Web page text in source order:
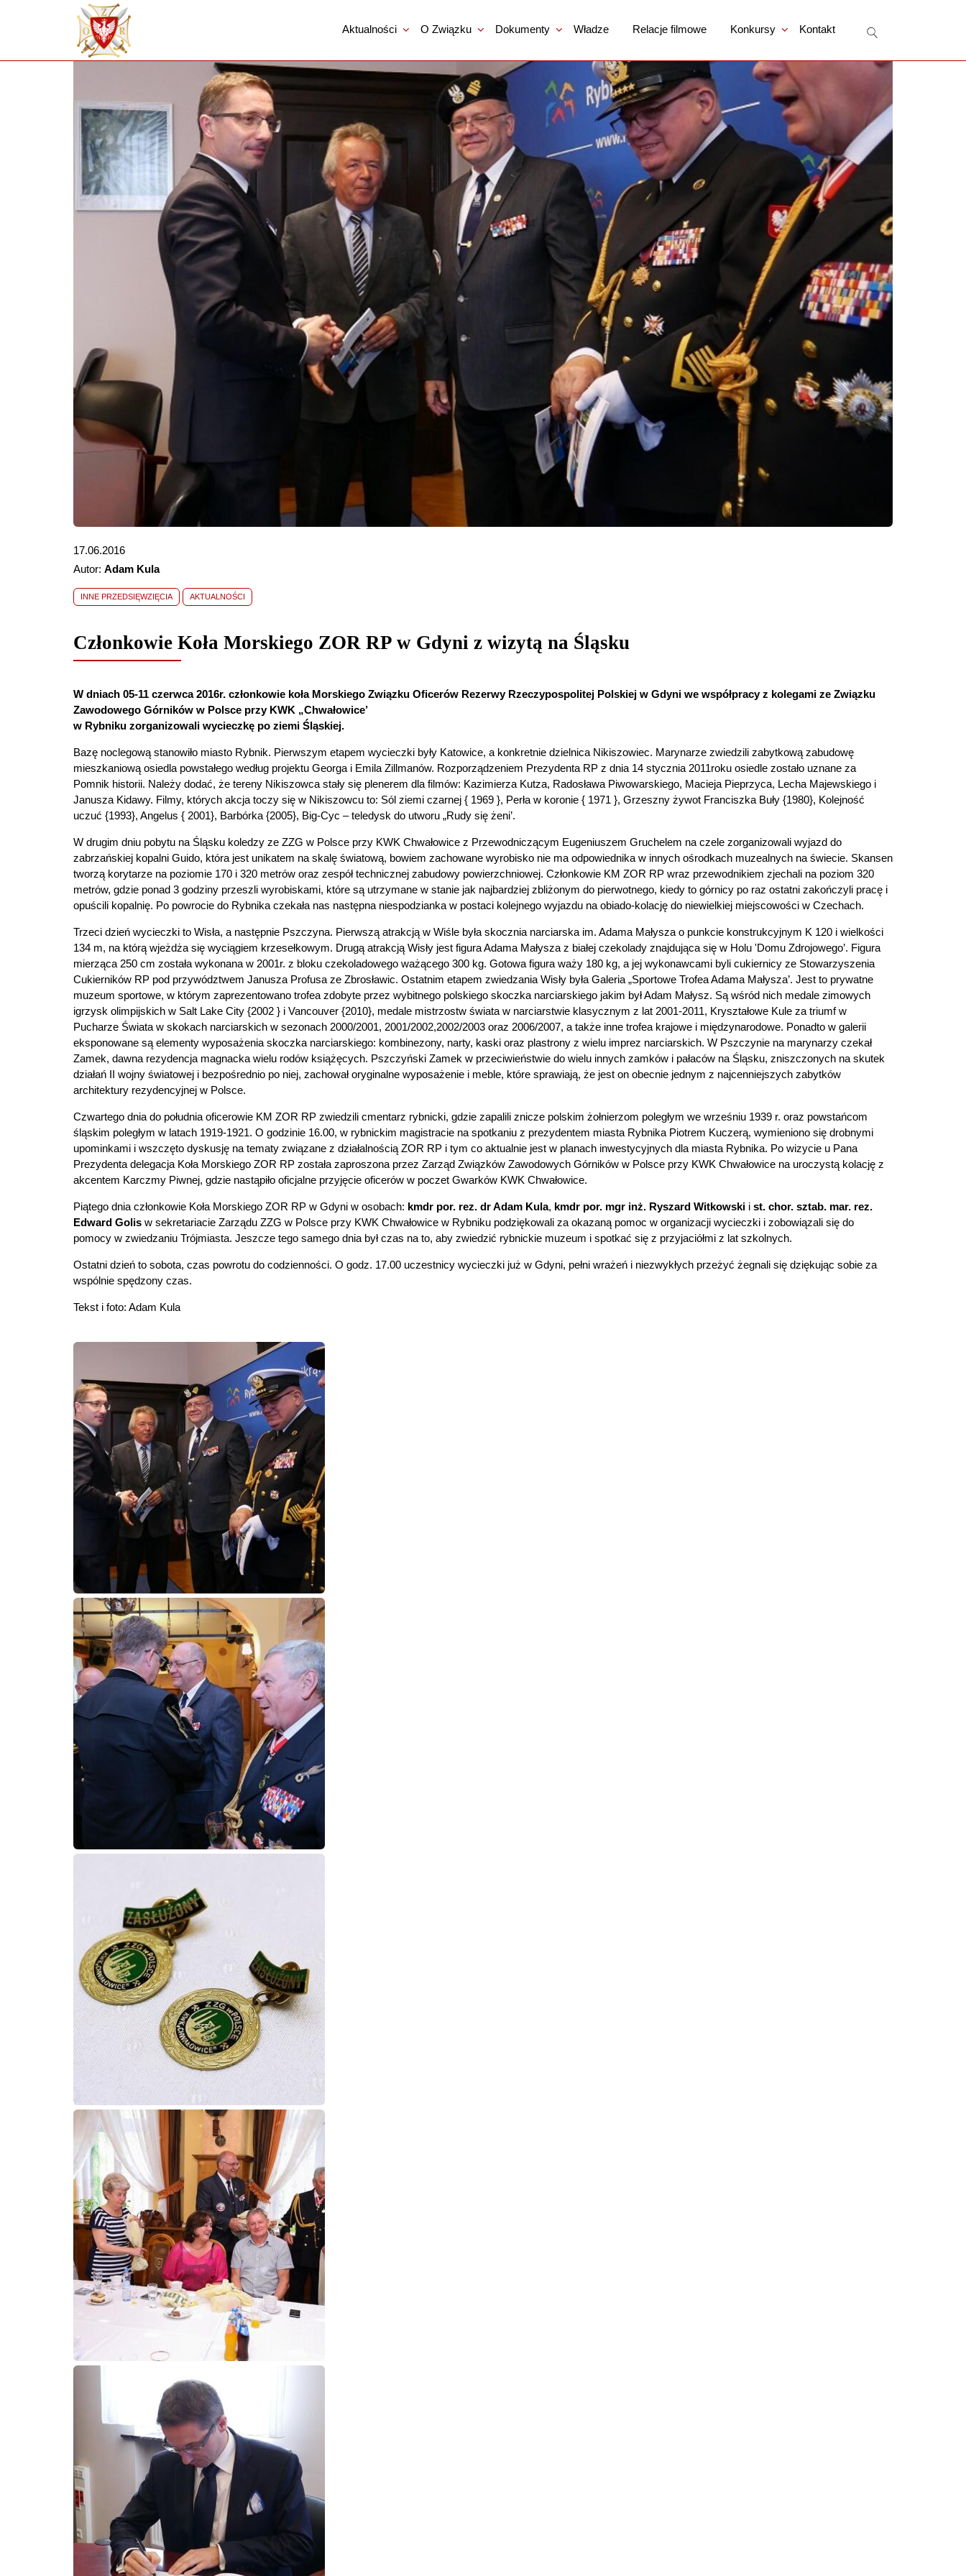
Aktualności O Związku Dokumenty Władze Relacje filmowe Konkursy Kontakt
17.06.2016
Autor: Adam Kula
INNE PRZEDSIĘWZIĘCIA AKTUALNOŚCI
Członkowie Koła Morskiego ZOR RP w Gdyni z wizytą na Śląsku
W dniach 05-11 czerwca 2016r. członkowie koła Morskiego Związku Oficerów Rezerwy Rzeczypospolitej Polskiej w Gdyni we współpracy z kolegami ze Związku
Zawodowego Górników w Polsce przy KWK „Chwałowice’
w Rybniku zorganizowali wycieczkę po ziemi Śląskiej.
Bazę noclegową stanowiło miasto Rybnik. Pierwszym etapem wycieczki były Katowice, a konkretnie dzielnica Nikiszowiec. Marynarze zwiedzili zabytkową zabudowę
mieszkaniową osiedla powstałego według projektu Georga i Emila Zillmanów. Rozporządzeniem Prezydenta RP z dnia 14 stycznia 2011roku osiedle zostało uznane za
Pomnik historii. Należy dodać, że tereny Nikiszowca stały się plenerem dla filmów: Kazimierza Kutza, Radosława Piwowarskiego, Macieja Pieprzyca, Lecha Majewskiego i
Janusza Kidawy. Filmy, których akcja toczy się w Nikiszowcu to: Sól ziemi czarnej { 1969 }, Perła w koronie { 1971 }, Grzeszny żywot Franciszka Buły {1980}, Kolejność
uczuć {1993}, Angelus { 2001}, Barbórka {2005}, Big-Cyc – teledysk do utworu „Rudy się żeni’.
W drugim dniu pobytu na Śląsku koledzy ze ZZG w Polsce przy KWK Chwałowice z Przewodniczącym Eugeniuszem Gruchelem na czele zorganizowali wyjazd do
zabrzańskiej kopalni Guido, która jest unikatem na skalę światową, bowiem zachowane wyrobisko nie ma odpowiednika w innych ośrodkach muzealnych na świecie. Skansen
tworzą korytarze na poziomie 170 i 320 metrów oraz zespół technicznej zabudowy powierzchniowej. Członkowie KM ZOR RP wraz przewodnikiem zjechali na poziom 320
metrów, gdzie ponad 3 godziny przeszli wyrobiskami, które są utrzymane w stanie jak najbardziej zbliżonym do pierwotnego, kiedy to górnicy po raz ostatni zakończyli pracę i
opuścili kopalnię. Po powrocie do Rybnika czekała nas następna niespodzianka w postaci kolejnego wyjazdu na obiado-kolację do niewielkiej miejscowości w Czechach.
Trzeci dzień wycieczki to Wisła, a następnie Pszczyna. Pierwszą atrakcją w Wiśle była skocznia narciarska im. Adama Małysza o punkcie konstrukcyjnym K 120 i wielkości
134 m, na którą wjeżdża się wyciągiem krzesełkowym. Drugą atrakcją Wisły jest figura Adama Małysza z białej czekolady znajdująca się w Holu 'Domu Zdrojowego’. Figura
mierząca 250 cm została wykonana w 2001r. z bloku czekoladowego ważącego 300 kg. Gotowa figura waży 180 kg, a jej wykonawcami byli cukiernicy ze Stowarzyszenia
Cukierników RP pod przywództwem Janusza Profusa ze Zbrosławic. Ostatnim etapem zwiedzania Wisły była Galeria „Sportowe Trofea Adama Małysza’. Jest to prywatne
muzeum sportowe, w którym zaprezentowano trofea zdobyte przez wybitnego polskiego skoczka narciarskiego jakim był Adam Małysz. Są wśród nich medale zimowych
igrzysk olimpijskich w Salt Lake City {2002 } i Vancouver {2010}, medale mistrzostw świata w narciarstwie klasycznym z lat 2001-2011, Kryształowe Kule za triumf w
Pucharze Świata w skokach narciarskich w sezonach 2000/2001, 2001/2002,2002/2003 oraz 2006/2007, a także inne trofea krajowe i międzynarodowe. Ponadto w galerii
eksponowane są elementy wyposażenia skoczka narciarskiego: kombinezony, narty, kaski oraz plastrony z wielu imprez narciarskich. W Pszczynie na marynarzy czekał
Zamek, dawna rezydencja magnacka wielu rodów książęcych. Pszczyński Zamek w przeciwieństwie do wielu innych zamków i pałaców na Śląsku, zniszczonych na skutek
działań II wojny światowej i bezpośrednio po niej, zachował oryginalne wyposażenie i meble, które sprawiają, że jest on obecnie jednym z najcenniejszych zabytków
architektury rezydencyjnej w Polsce.
Czwartego dnia do południa oficerowie KM ZOR RP zwiedzili cmentarz rybnicki, gdzie zapalili znicze polskim żołnierzom poległym we wrześniu 1939 r. oraz powstańcom
śląskim poległym w latach 1919-1921. O godzinie 16.00, w rybnickim magistracie na spotkaniu z prezydentem miasta Rybnika Piotrem Kuczerą, wymieniono się drobnymi
upominkami i wszczęto dyskusję na tematy związane z działalnością ZOR RP i tym co aktualnie jest w planach inwestycyjnych dla miasta Rybnika. Po wizycie u Pana
Prezydenta delegacja Koła Morskiego ZOR RP została zaproszona przez Zarząd Związków Zawodowych Górników w Polsce przy KWK Chwałowice na uroczystą kolację z
akcentem Karczmy Piwnej, gdzie nastąpiło oficjalne przyjęcie oficerów w poczet Gwarków KWK Chwałowice.
Piątego dnia członkowie Koła Morskiego ZOR RP w Gdyni w osobach: kmdr por. rez. dr Adam Kula, kmdr por. mgr inż. Ryszard Witkowski i st. chor. sztab. mar. rez.
Edward Golis w sekretariacie Zarządu ZZG w Polsce przy KWK Chwałowice w Rybniku podziękowali za okazaną pomoc w organizacji wycieczki i zobowiązali się do
pomocy w zwiedzaniu Trójmiasta. Jeszcze tego samego dnia był czas na to, aby zwiedzić rybnickie muzeum i spotkać się z przyjaciółmi z lat szkolnych.
Ostatni dzień to sobota, czas powrotu do codzienności. O godz. 17.00 uczestnicy wycieczki już w Gdyni, pełni wrażeń i niezwykłych przeżyć żegnali się dziękując sobie za
wspólnie spędzony czas.
Tekst i foto: Adam Kula